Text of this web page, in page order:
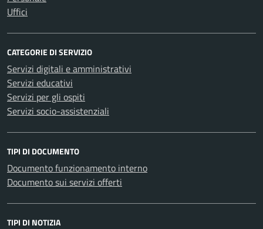
Uffici
CATEGORIE DI SERVIZIO
Servizi digitali e amministrativi
Servizi educativi
Servizi per gli ospiti
Servizi socio-assistenziali
TIPI DI DOCUMENTO
Documento funzionamento interno
Documento sui servizi offerti
TIPI DI NOTIZIA